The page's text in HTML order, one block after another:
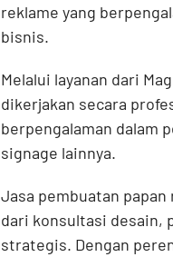
reklame yang
bisnis.
Melalui layanan dari
dikerjakan secara
berpengalaman dalam
signage lainnya.
Jasa pembuatan
dari konsultasi desain,
strategis. Dengan